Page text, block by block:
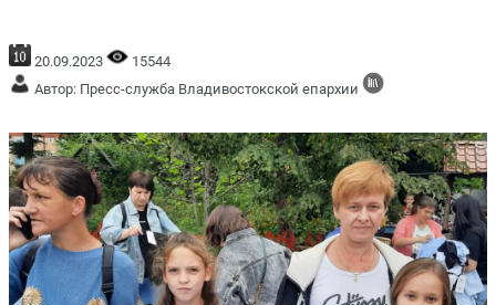
20.09.2023
15544
Автор: Пресс-служба Владивостокской епархии